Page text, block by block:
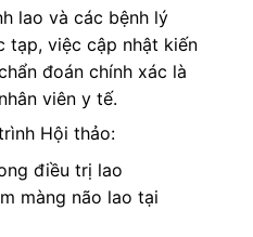
lao và các bệnh lý
tạp, việc cập nhật kiến
đoán chính xác là
viên y tế.
Hội thảo:
điều trị lao
màng não lao tại